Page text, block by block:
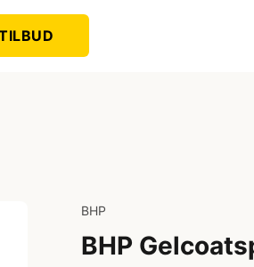
BHP
BHP